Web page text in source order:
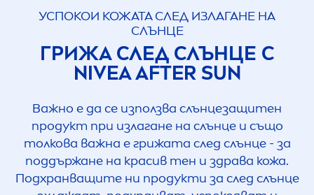
УСПОКОИ КОЖАТА СЛЕД ИЗЛАГАНЕ НА
СЛЪНЦЕ
ГРИЖА СЛЕД СЛЪНЦЕ С
NIVEAAFTER SUN
Важно е да се използва слънцезащитен
продукт при излагане на слънце и също
толкова важна е грижата след слънце - за
поддържане на красив тен и здрава кожа.
Подхранващите ни продукти за след слънце